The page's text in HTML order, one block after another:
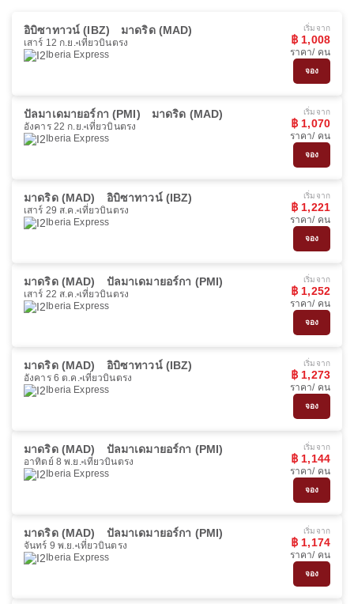
อิบิซาทาวน์ (IBZ) มาดริด (MAD)
เสาร์ 12 ก.ย. เที่ยวบินตรง
Iberia Express
เริ่มจาก
฿ 1,008
ราคา/ คน
จอง
ปัลมาเดมายอร์กา (PMI) มาดริด (MAD)
อังคาร 22 ก.ย. เที่ยวบินตรง
Iberia Express
เริ่มจาก
฿ 1,070
ราคา/ คน
จอง
มาดริด (MAD) อิบิซาทาวน์ (IBZ)
เสาร์ 29 ส.ค. เที่ยวบินตรง
Iberia Express
เริ่มจาก
฿ 1,221
ราคา/ คน
จอง
มาดริด (MAD) ปัลมาเดมายอร์กา (PMI)
เสาร์ 22 ส.ค. เที่ยวบินตรง
Iberia Express
เริ่มจาก
฿ 1,252
ราคา/ คน
จอง
มาดริด (MAD) อิบิซาทาวน์ (IBZ)
อังคาร 6 ต.ค. เที่ยวบินตรง
Iberia Express
เริ่มจาก
฿ 1,273
ราคา/ คน
จอง
มาดริด (MAD) ปัลมาเดมายอร์กา (PMI)
อาทิตย์ 8 พ.ย. เที่ยวบินตรง
Iberia Express
เริ่มจาก
฿ 1,144
ราคา/ คน
จอง
มาดริด (MAD) ปัลมาเดมายอร์กา (PMI)
จันทร์ 9 พ.ย. เที่ยวบินตรง
Iberia Express
เริ่มจาก
฿ 1,174
ราคา/ คน
จอง